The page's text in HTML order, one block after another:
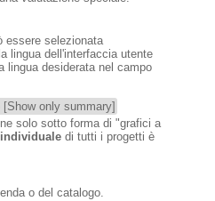
essere selezionata
lingua dell'interfaccia utente
lingua desiderata nel campo
only summary]
solo sotto forma di "grafici a
di tutti i progetti è
o del catalogo.